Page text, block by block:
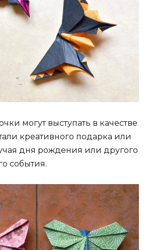
могут выступать в качестве
креативного подарка или
дня рождения или другого
события.